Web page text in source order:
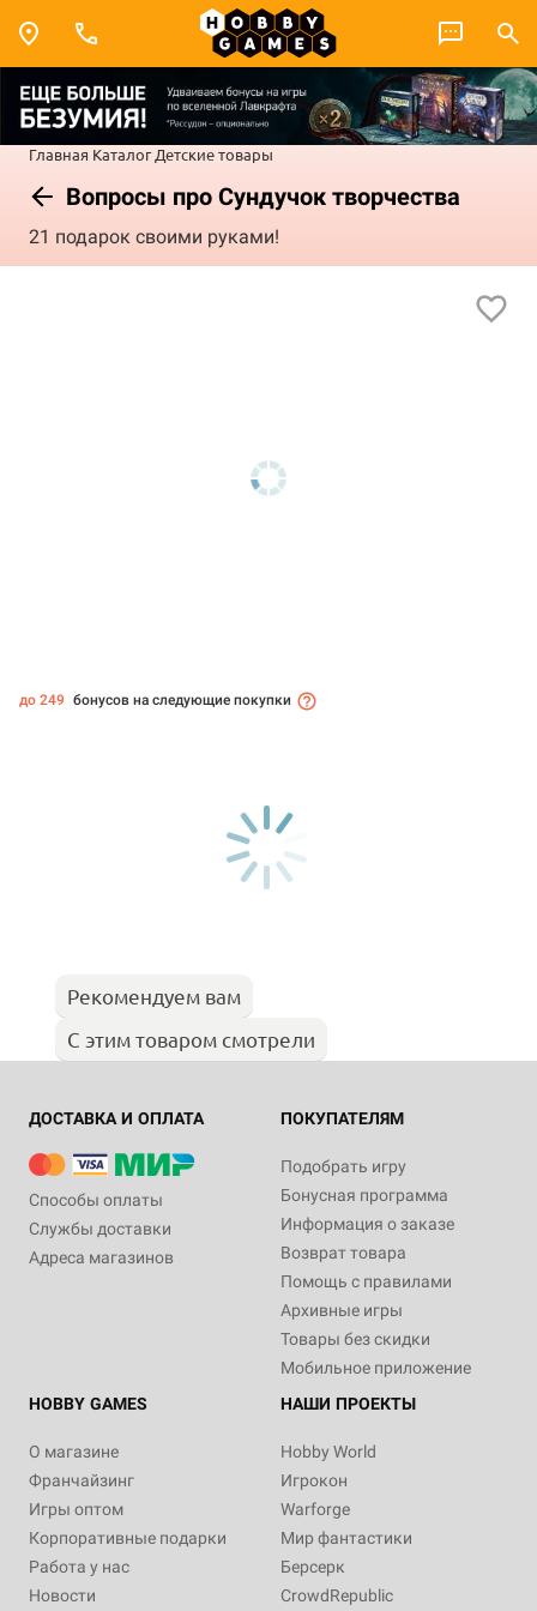
Главная Каталог Детские товары
Вопросы про Сундучок творчества
21 подарок своими руками!
до 249 бонусов на следующие покупки
Рекомендуем вам
С этим товаром смотрели
ДОСТАВКА И ОПЛАТА
Способы оплаты
Службы доставки
Адреса магазинов
ПОКУПАТЕЛЯМ
Подобрать игру
Бонусная программа
Информация о заказе
Возврат товара
Помощь с правилами
Архивные игры
Товары без скидки
Мобильное приложение
HOBBY GAMES
О магазине
Франчайзинг
Игры оптом
Корпоративные подарки
Работа у нас
Новости
НАШИ ПРОЕКТЫ
Hobby World
Игрокон
Warforge
Мир фантастики
Берсерк
CrowdRepublic